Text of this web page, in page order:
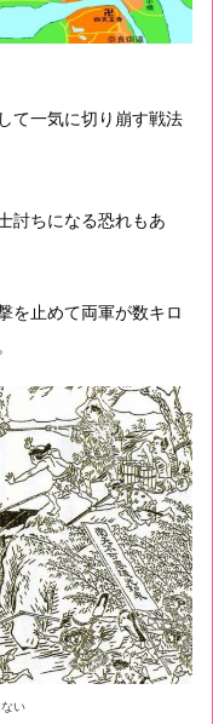
て一気に切り崩す戦法
討ちになる恐れもあ
を止めて両軍が数キロ
い